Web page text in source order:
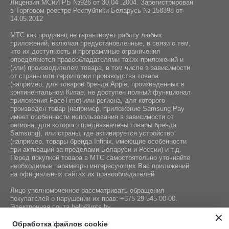
Лицензия МСиИ РБ №926 от 30.04 .2004. Зарегистрирован
в Торговом реестре Республики Беларусь № 158398 от
14.05.2012
МТС как продавец не гарантирует работу любых
приложений, включая предустановленные, в связи с тем,
что их доступность и программные ограничения
определяются правообладателями таких приложений и
(или) производителем товара, в том числе в зависимости
от страны или территории производства товара
(например, для товаров бренда Apple, произведенных в
континентальном Китае, не доступен полный функционал
приложения FaceTime) или региона, для которого
произведен товар (например, приложение Samsung Pay
имеет особенности использования в зависимости от
региона, для которого предназначены товары бренда
Samsung), или страны, где активируется устройство
(например, товары бренда Infiniх, имеющие особенности
при активации за пределами Беларуси и России) и т.д.
Перед покупкой товара в МТС самостоятельно уточняйте
необходимые параметры интересующих Вас приложений
на официальных сайтах их правообладателей
Лицо уполномоченное рассматривать обращения
покупателей о нарушении их прав: +375 29 545-00-00.
Электронная почтаhelp@mts.by
Номер телефона работников местных исполнительных и
Обработка файлов cookie